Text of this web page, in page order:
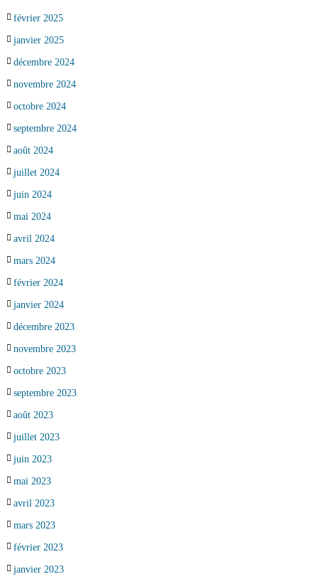
février 2025
janvier 2025
décembre 2024
novembre 2024
octobre 2024
septembre 2024
août 2024
juillet 2024
juin 2024
mai 2024
avril 2024
mars 2024
février 2024
janvier 2024
décembre 2023
novembre 2023
octobre 2023
septembre 2023
août 2023
juillet 2023
juin 2023
mai 2023
avril 2023
mars 2023
février 2023
janvier 2023